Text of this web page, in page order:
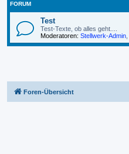
FORUM
Test
Test-Texte, ob alles geht....
Moderatoren: Stellwerk-Admin
Foren-Übersicht